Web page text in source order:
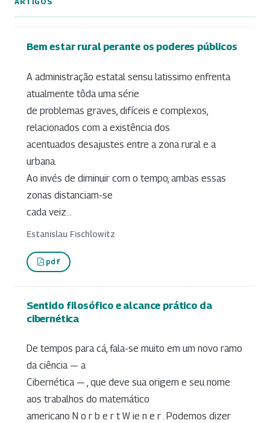
Bem estar rural perante os poderes públicos
A administração estatal sensu latissimo enfrenta
atualmente tôda uma série
de problemas graves, difíceis e complexos,
relacionados com a existência dos
acentuados desajustes entre a zona rural e a
urbana.
Ao invés de diminuir com o tempo, ambas essas
zonas distanciam-se
cada veiz...
Estanislau Fischlowitz
pdf
Sentido filosófico e alcance prático da
cibernética
De tempos para cá, fala-se muito em um novo ramo
da ciência — a
Cibernética — , que deve sua origem e seu nome
aos trabalhos do matemático
americano N o r b e r t W ie n e r . Podemos dizer